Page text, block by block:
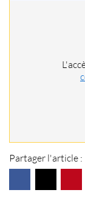
Partager l'article :